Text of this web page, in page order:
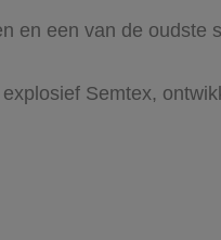
en een van de oudste
Semtex,